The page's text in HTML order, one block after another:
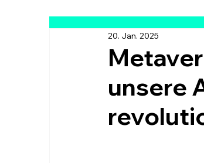
unsere
20. Jan. 2025